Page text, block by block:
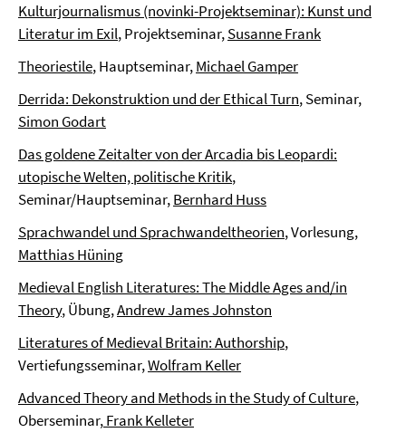
Kulturjournalismus (novinki-Projektseminar): Kunst und
Literatur im Exil, Projektseminar,Susanne Frank
Theoriestile, Hauptseminar,Michael Gamper
Derrida: Dekonstruktion und der Ethical Turn, Seminar,
Simon Godart
Das goldene Zeitalter von der Arcadia bis Leopardi:
utopische Welten, politische Kritik,
Seminar/Hauptseminar,Bernhard Huss
Sprachwandel und Sprachwandeltheorien, Vorlesung,
Matthias Hüning
Medieval English Literatures: The Middle Ages and/in
Theory, Übung,Andrew James Johnston
Literatures of Medieval Britain: Authorship,
Vertiefungsseminar,Wolfram Keller
Advanced Theory and Methods in the Study of Culture,
Oberseminar,Frank Kelleter